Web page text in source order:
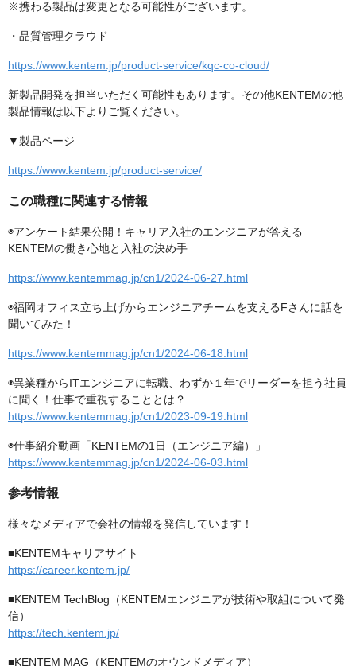
※携わる製品は変更となる可能性がございます。
・品質管理クラウド
https://www.kentem.jp/product-service/kqc-co-cloud/
新製品開発を担当いただく可能性もあります。その他KENTEMの他
製品情報は以下よりご覧ください。
▼製品ページ
https://www.kentem.jp/product-service/
この職種に関連する情報
◉アンケート結果公開！キャリア入社のエンジニアが答える
KENTEMの働き心地と入社の決め手
https://www.kentemmag.jp/cn1/2024-06-27.html
◉福岡オフィス立ち上げからエンジニアチームを支えるFさんに話を
聞いてみた！
https://www.kentemmag.jp/cn1/2024-06-18.html
◉異業種からITエンジニアに転職、わずか１年でリーダーを担う社員
に聞く！仕事で重視することとは？
https://www.kentemmag.jp/cn1/2023-09-19.html
◉仕事紹介動画「KENTEMの1日（エンジニア編）」
https://www.kentemmag.jp/cn1/2024-06-03.html
参考情報
様々なメディアで会社の情報を発信しています！
■KENTEMキャリアサイト
https://career.kentem.jp/
■KENTEM TechBlog（KENTEMエンジニアが技術や取組について発
信）
https://tech.kentem.jp/
■KENTEM MAG（KENTEMのオウンドメディア）